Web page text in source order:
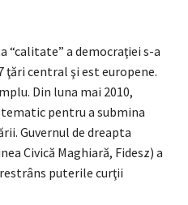
“calitate” a democraţiei s-a
central şi est europene.
Din luna mai 2010,
pentru a submina
Guvernul de dreapta
Civică Maghiară, Fidesz) a
puterile curţii